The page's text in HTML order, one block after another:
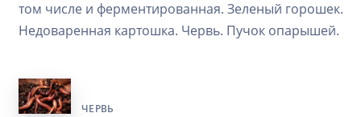
том числе и ферментированная. Зеленый горошек.
Недоваренная картошка. Червь. Пучок опарышей.
ЧЕРВЬ